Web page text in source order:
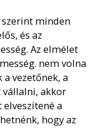
minden
és az
Az elmélet
nem volna
vezetőnek, a
vállalni, akkor
a
hogy az